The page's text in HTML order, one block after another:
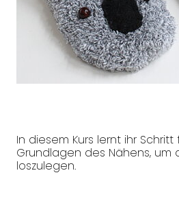
In diesem Kurs lernt ihr
Grundlagen des Nähens, um
loszulegen.